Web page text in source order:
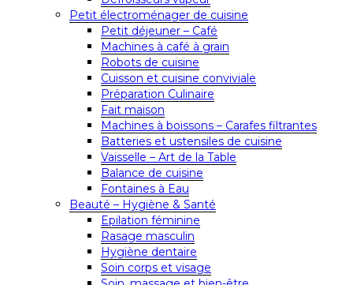
Petit électroménager de cuisine
Petit déjeuner – Café
Machines à café à grain
Robots de cuisine
Cuisson et cuisine conviviale
Préparation Culinaire
Fait maison
Machines à boissons – Carafes filtrantes
Batteries et ustensiles de cuisine
Vaisselle – Art de la Table
Balance de cuisine
Fontaines à Eau
Beauté – Hygiène & Santé
Epilation féminine
Rasage masculin
Hygiène dentaire
Soin corps et visage